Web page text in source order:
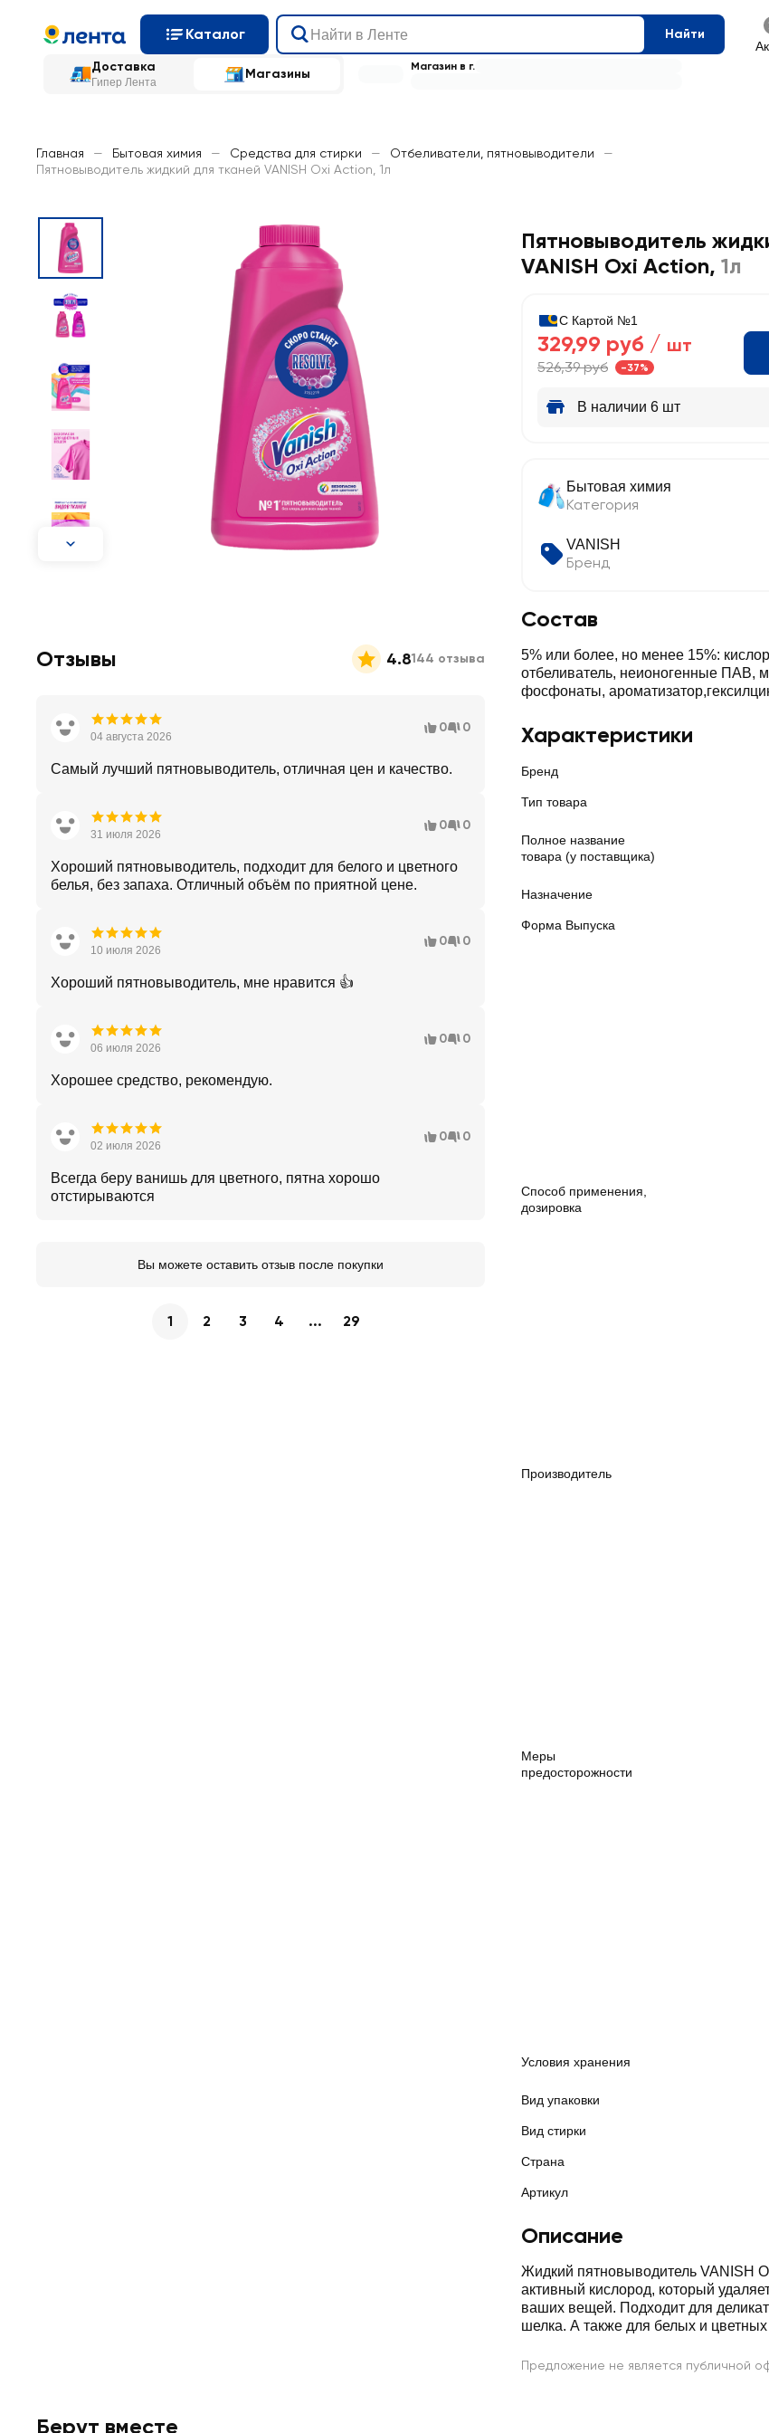
Каталог Найти
Доставка
Гипер Лента
Магазины Магазин в г.
Главная — Бытовая химия — Средства для стирки — Отбеливатели, пятновыводители
—
Пятновыводитель жидкий для тканей VANISH Oxi Action, 1л
Пятновыводитель
VANISH Oxi Action, 1л
С Картой №1
329,99 руб / шт
526,39 руб -37%
В наличии 6 шт
Бытовая химия
Категория
VANISH
Бренд
Состав
5% или более, но менее 15%:
отбеливатель, неионогенные ПАВ,
фосфонаты,
Характеристики
Бренд
Тип товара
Полное название
товара (у поставщика)
Назначение
Форма Выпуска
Способ применения,
дозировка
Производитель
Меры
предосторожности
Условия хранения
Вид упаковки
Вид стирки
Страна
Артикул
Описание
Жидкий пятновыводитель VANISH
активный кислород, который
ваших вещей. Подходит для
шелка. А также для белых и
Предложение не является публичной
Отзывы 4.8144 отзыва
04 августа 2026
0 0
Самый лучший пятновыводитель, отличная цен и качество.
31 июля 2026
0 0
Хороший пятновыводитель, подходит для белого и цветного
белья, без запаха. Отличный объём по приятной цене.
10 июля 2026
0 0
Хороший пятновыводитель, мне нравится 👍
06 июля 2026
0 0
Хорошее средство, рекомендую.
02 июля 2026
0 0
Всегда беру ванишь для цветного, пятна хорошо
отстирываются
Вы можете оставить отзыв после покупки
1 2 3 4 ... 29
Берут вместе